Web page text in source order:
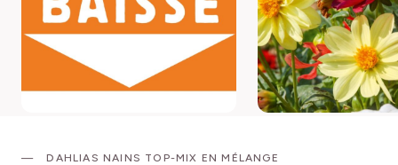
DAHLIAS NAINS TOP-MIX EN MÉLANGE